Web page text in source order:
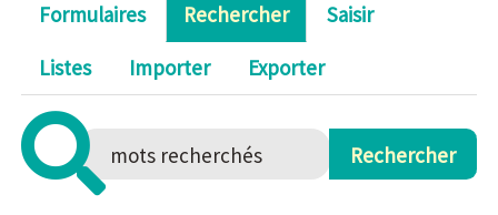
Formulaires Rechercher
Saisir
Listes
Importer Exporter